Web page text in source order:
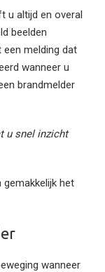
u altijd en overal
beelden
een melding dat
wanneer u
brandmelder
u snel inzicht
het
wanneer